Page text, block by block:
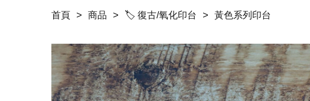
首頁 商品 🏷 復古/氧化印台 黃色系列印台